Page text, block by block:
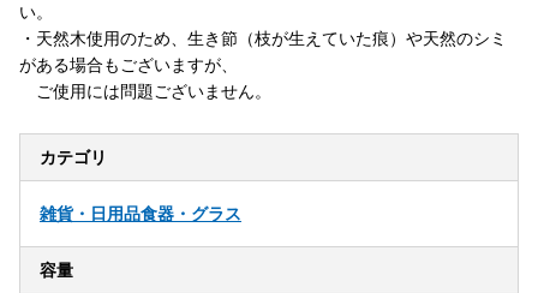
い。
・天然木使用のため、生き節（枝が生えていた痕）や天然のシミ
がある場合もございますが、
ご使用には問題ございません。
カテゴリ
雑貨・日用品食器・グラス
容量